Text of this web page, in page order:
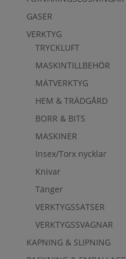
GASER
VERKTYG
TRYCKLUFT
MASKINTILLBEHÖR
MÄTVERKTYG
HEM & TRÄDGÅRD
BORR & BITS
MASKINER
Insex/Torx nycklar
Knivar
Tänger
VERKTYGSSATSER
VERKTYGSSVAGNAR
KAPNING & SLIPNING